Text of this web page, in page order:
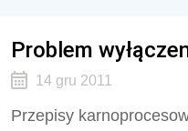
Problem
14 gru 2011
Przepisy